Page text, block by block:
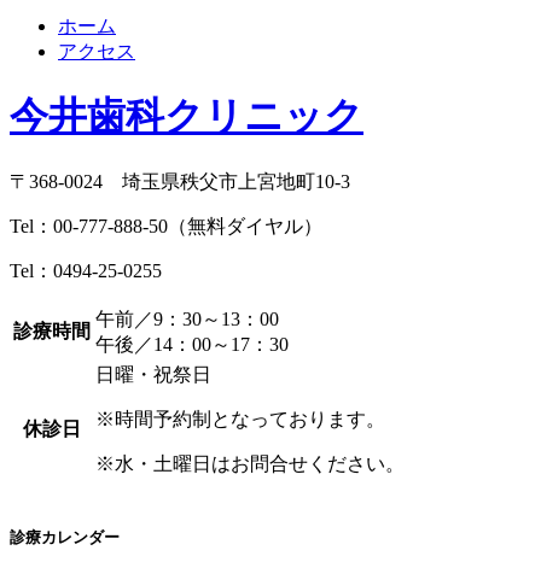
ホーム
アクセス
今井歯科クリニック
〒368-0024 埼玉県秩父市上宮地町10-3
Tel： 00-777-888-50 （無料ダイヤル）
Tel： 0494-25-0255
診療時間
午前／9：30～13：00
午後／14：00～17：30
休診日
日曜・祝祭日
※時間予約制となっております。
※水・土曜日はお問合せください。
診療カレンダー